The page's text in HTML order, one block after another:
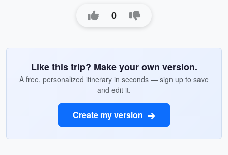
0
Like this trip? Make your own version.
A free, personalized itinerary in seconds — sign up to save
and edit it.
Create my version